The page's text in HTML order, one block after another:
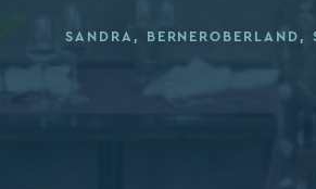
SANDRA, BERNEROBERLAND,